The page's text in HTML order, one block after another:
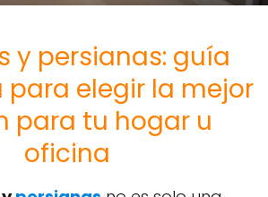
y persianas: guía
elegir la mejor
para tu hogar u
oficina